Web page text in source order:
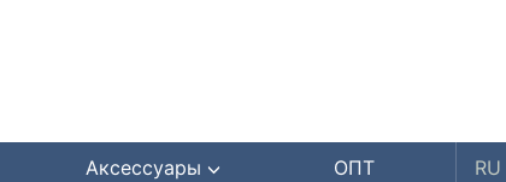
Аксессуары ОПТ RU